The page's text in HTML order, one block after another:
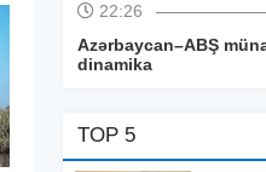
22:26
Azərbaycan–ABŞ
dinamika
TOP 5